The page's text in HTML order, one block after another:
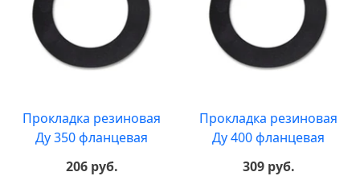
Прокладка резиновая
Ду 350 фланцевая
206 руб.
Прокладка резиновая
Ду 400 фланцевая
309 руб.